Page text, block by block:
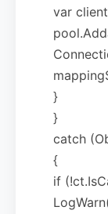
var
}
}
catch
{
if